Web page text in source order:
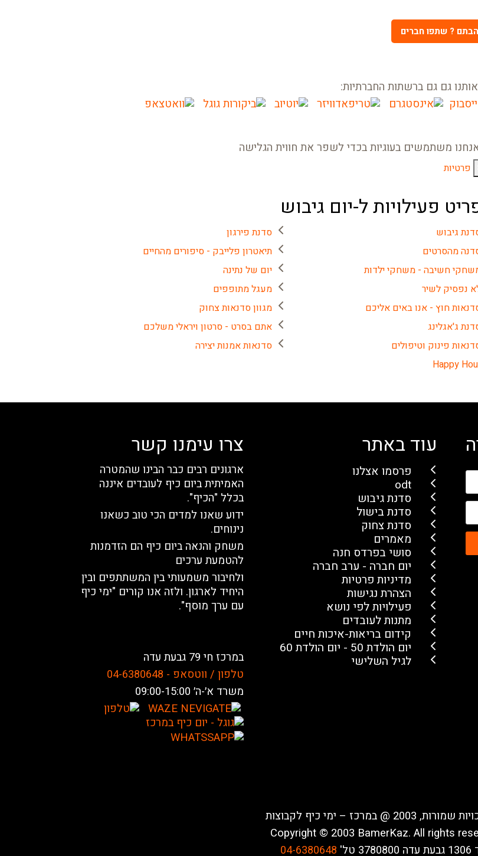
? שתפו חברים
גם גם ברשתות החברתיות:
משתמשים בעוגיות בכדי לשפר את חווית הגלישה
פרטיות
פעילויות ל-יום גיבוש
גיבוש
סדנת פירגון
מהסרטים
תיאטרון פלייבק - סיפורים מהחיים
חשיבה - משחקי ילדות
יום של נתינה
נפסיק לשיר
מעגל מתופפים
חוץ - אנו באים אליכם
מגוון סדנאות צחוק
ג'אגלינג
אתם בסרט - סרטון ויראלי משלכם
פינוק וטיפולים
סדנאות אמנות יצירה
Happy
עוד באתר
פרסמו אצלנו
odt
סדנת גיבוש
סדנת בישול
סדנת צחוק
מאמרים
סושי בפרדס חנה
יום חברה - ערב חברה
מדיניות פרטיות
הצהרת נגישות
פעילויות לפי נושא
מתנות לעובדים
קידום בריאות-איכות חיים
יום הולדת 50 - יום הולדת 60
לגיל השלישי
צרו עימנו קשר
ארגונים רבים כבר הבינו שהמטרה
האמיתית ביום כיף לעובדים איננה
בכלל "הכיף".
ידוע שאנו למדים הכי טוב כשאנו
נינוחים.
משחק והנאה ביום כיף הם הזדמנות
להטמעת ערכים
ולחיבור משמעותי בין המשתתפים ובין
היחיד לארגון. ולזה אנו קורים "ימי כיף
עם ערך מוסף".
במרכז חי 79 גבעת עדה
טלפון / ווטסאפ - 04-6380648
משרד א׳-ה׳ 09:00-15:00
2003 @ במרכז – ימי כיף לקבוצות
Copyright © 2003 BamerKaz. All rights
טל'
04-6380648